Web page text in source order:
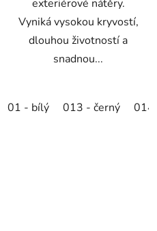
exteriérové nátěry.
Vyniká vysokou kryvostí,
dlouhou životností a
snadnou...
01 - bílý 013 - černý 014